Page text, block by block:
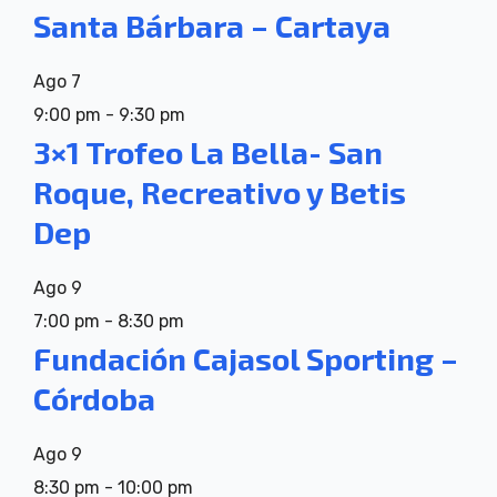
Santa Bárbara – Cartaya
Ago 7
9:00 pm - 9:30 pm
3×1 Trofeo La Bella- San
Roque, Recreativo y Betis
Dep
Ago 9
7:00 pm - 8:30 pm
Fundación Cajasol Sporting –
Córdoba
Ago 9
8:30 pm - 10:00 pm